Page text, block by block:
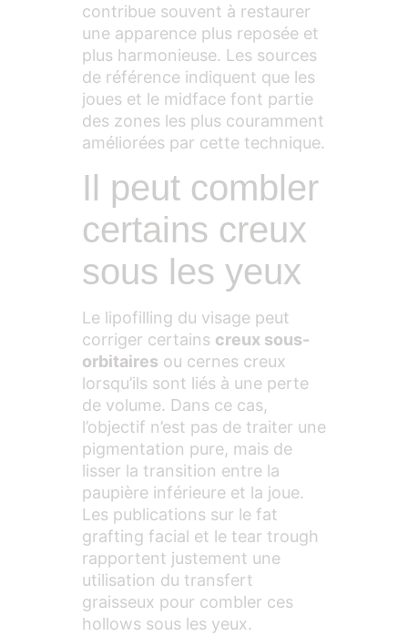
contribue souvent à restaurer
une apparence plus reposée et
plus harmonieuse. Les sources
de référence indiquent que les
joues et le midface font partie
des zones les plus couramment
améliorées par cette technique.
Il peut combler
certains creux
sous les yeux
Le lipofilling du visage peut
corriger certains creux sous-
orbitaires ou cernes creux
lorsqu’ils sont liés à une perte
de volume. Dans ce cas,
l’objectif n’est pas de traiter une
pigmentation pure, mais de
lisser la transition entre la
paupière inférieure et la joue.
Les publications sur le fat
grafting facial et le tear trough
rapportent justement une
utilisation du transfert
graisseux pour combler ces
hollows sous les yeux.